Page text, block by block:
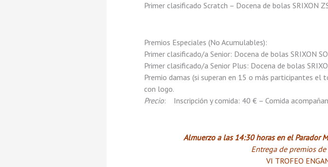
Primer clasificado Scratch – Docena de bolas SRIXON
Premios Especiales (No Acumulables):
Primer clasificado/a Senior: Docena de bolas SRIXON
Primer clasificado/a Senior Plus: Docena de bolas
Premio damas (si superan en 15 o más participantes el
con logo.
Precio: Inscripción y comida: 40 € – Comida
Almuerzo a las 14:30 horas en el Parador
Entrega de premios
VI TROFEO